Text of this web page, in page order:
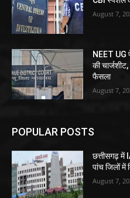
August 7,
NEET UG
की
फैसला
August 7,
POPULAR POSTS
छत्तीसगढ़ में
पांच जिलों में
August 7,